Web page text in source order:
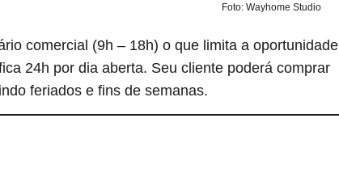
Foto: Wayhome Studio
comercial (9h – 18h) o que limita a oportunidade
24h por dia aberta. Seu cliente poderá comprar
feriados e fins de semanas.